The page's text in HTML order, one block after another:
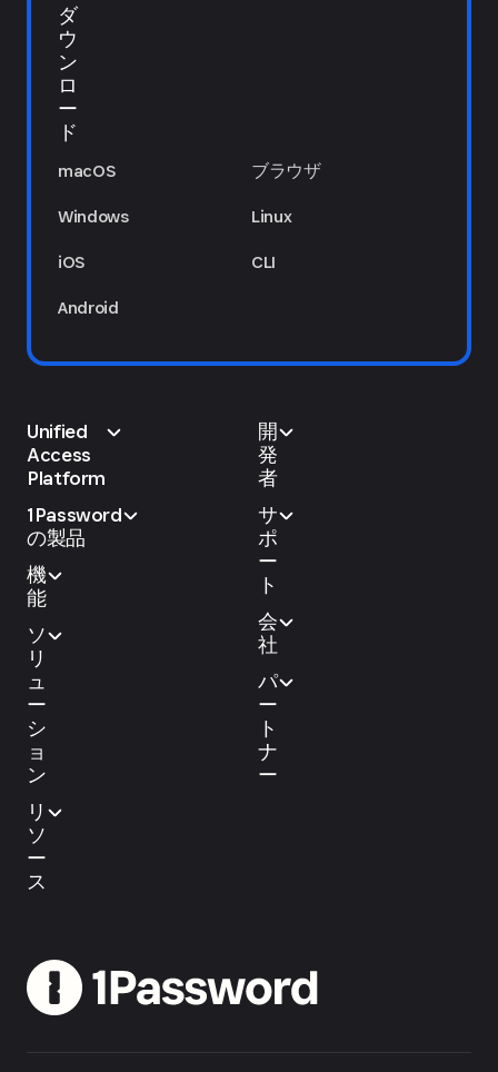
ダ
ウ
ン
ロ
ー
ド
macOS
Windows
iOS
Android
ブラウザ
Linux
CLI
Unified
Access
Platform
1Password
の製品
機
能
ソ
リ
ュ
ー
シ
ョ
ン
リ
ソ
ー
ス
開
発
者
サ
ポ
ー
ト
会
社
パ
ー
ト
ナ
ー